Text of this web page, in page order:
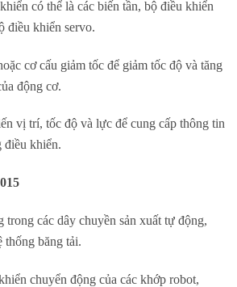
có thể là các biến tần, bộ điều khiển
điều khiển servo.
cơ cấu giảm tốc để giảm tốc độ và tăng
động cơ.
vị trí, tốc độ và lực để cung cấp thông tin
điều khiển.
trong các dây chuyền sản xuất tự động,
thống băng tải.
chuyển động của các khớp robot,